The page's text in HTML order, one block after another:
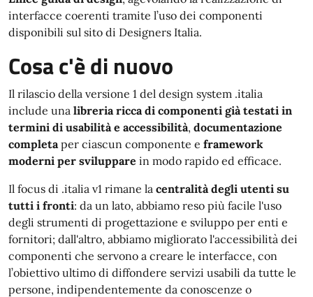
interfacce coerenti tramite l’uso dei componenti
disponibili sul sito di Designers Italia.
Cosa c'è di nuovo
Il rilascio della versione 1 del design system .italia
include una libreria ricca di componenti già testati in
termini di usabilità e accessibilità, documentazione
completa per ciascun componente e framework
moderni per sviluppare in modo rapido ed efficace.
Il focus di .italia v1 rimane la centralità degli utenti su
tutti i fronti: da un lato, abbiamo reso più facile l'uso
degli strumenti di progettazione e sviluppo per enti e
fornitori; dall'altro, abbiamo migliorato l'accessibilità dei
componenti che servono a creare le interfacce, con
l’obiettivo ultimo di diffondere servizi usabili da tutte le
persone, indipendentemente da conoscenze o